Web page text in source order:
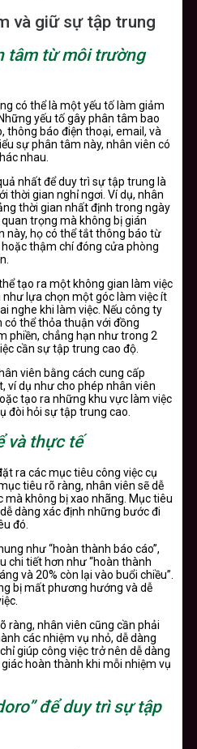
và giữ sự tập trung
tâm từ môi trường
có thể là một yếu tố làm giảm
yếu tố gây phân tâm bao
thông báo điện thoại, email, và
sự phân tâm này, nhân viên có
nhau.
nhất để duy trì sự tập trung là
thời gian nghỉ ngơi. Ví dụ, nhân
thời gian nhất định trong ngày
trọng mà không bị gián
này, họ có thể tắt thông báo từ
thậm chí đóng cửa phòng
tạo ra một không gian làm việc
lựa chọn một góc làm việc ít
nghe khi làm việc. Nếu công ty
thể thỏa thuận với đồng
phiền, chẳng hạn như trong 2
cần sự tập trung cao độ.
viên bằng cách cung cấp
ví dụ như cho phép nhân viên
tạo ra những khu vực làm việc
đòi hỏi sự tập trung cao.
và thực tế
ra các mục tiêu công việc cụ
tiêu rõ ràng, nhân viên sẽ dễ
mà không bị xao nhãng. Mục tiêu
dàng xác định những bước đi
đó.
như “hoàn thành báo cáo”,
chi tiết hơn như “hoàn thành
và 20% còn lại vào buổi chiều”.
bị mất phương hướng và dễ
ràng, nhân viên cũng cần phải
các nhiệm vụ nhỏ, dễ dàng
giúp công việc trở nên dễ dàng
hoàn thành khi mỗi nhiệm vụ
để duy trì sự tập